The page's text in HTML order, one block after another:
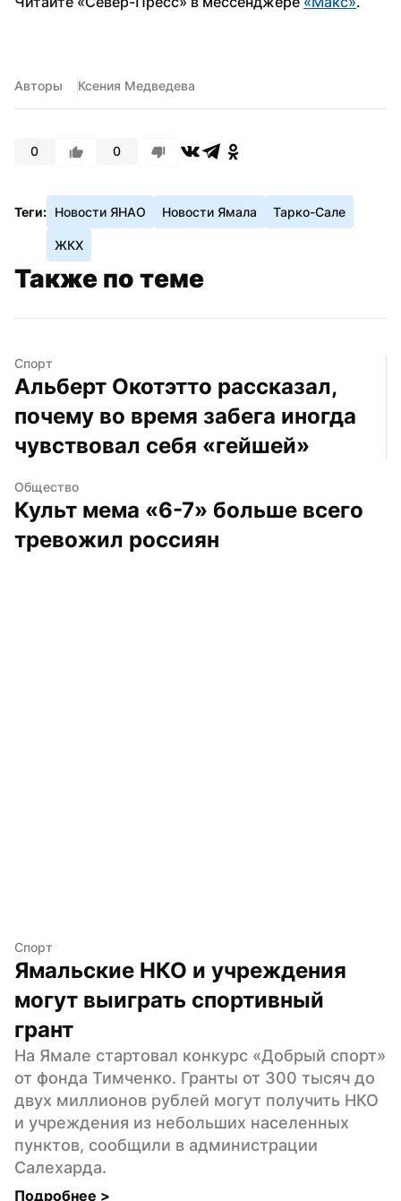
Авторы Ксения Медведева
0 0
Теги: Новости ЯНАО Новости Ямала Тарко-Сале
ЖКХ
Также по теме
Спорт
Альберт Окотэтто рассказал,
почему во время забега иногда
чувствовал себя «гейшей»
Общество
Культ мема «6-7» больше всего
тревожил россиян
Спорт
Ямальские НКО и учреждения
могут выиграть спортивный
грант
На Ямале стартовал конкурс «Добрый спорт»
от фонда Тимченко. Гранты от 300 тысяч до
двух миллионов рублей могут получить НКО
и учреждения из небольших населенных
пунктов, сообщили в администрации
Салехарда.
Подробнее >